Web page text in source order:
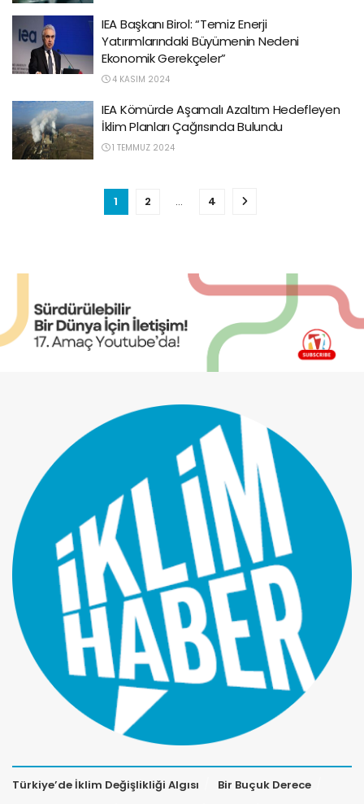
IEA Başkanı Birol: “Temiz Enerji
Yatırımlarındaki Büyümenin Nedeni
Ekonomik Gerekçeler”
4 KASIM 2024
IEA Kömürde Aşamalı Azaltım Hedefleyen
İklim Planları Çağrısında Bulundu
1 TEMMUZ 2024
1 2 … 4
Türkiye’de İklim Değişlikliği Algısı
Bir Buçuk Derece